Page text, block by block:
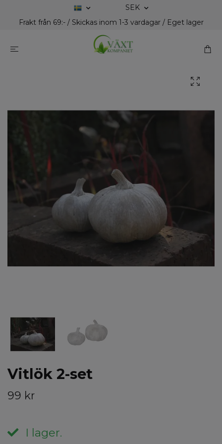
SEK
Frakt från 69:- / Skickas inom 1-3 vardagar / Eget lager
Vitlök 2-set
99 kr
I lager.